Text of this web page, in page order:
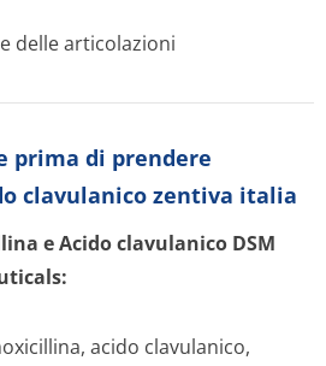
delle articolazioni
prima di prendere
clavulanico zentiva italia
e Acido clavulanico DSM
acido clavulanico,